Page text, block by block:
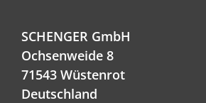
SCHENGER GmbH
Ochsenweide 8
71543 Wüstenrot
Deutschland